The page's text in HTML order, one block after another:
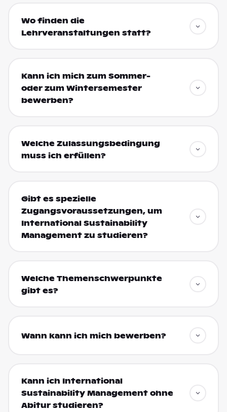
Wo finden die
Lehrveranstaltungen statt?
Kann ich mich zum Sommer-
oder zum Wintersemester
bewerben?
Welche Zulassungsbedingung
muss ich erfüllen?
Gibt es spezielle
Zugangsvoraussetzungen, um
International Sustainability
Management zu studieren?
Welche Themenschwerpunkte
gibt es?
Wann kann ich mich bewerben?
Kann ich International
Sustainability Management ohne
Abitur studieren?